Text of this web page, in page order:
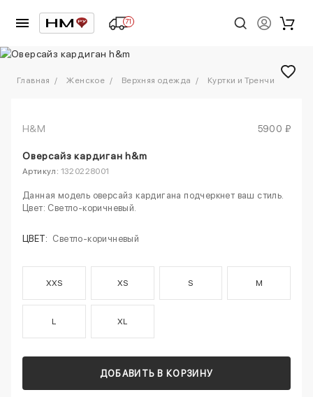
71
1/6
Главная Женское Верхняя одежда Куртки и Тренчи
H&M 5900 ₽
Оверсайз кардиган h&m
Артикул: 1320228001
Данная модель оверсайз кардигана подчеркнет ваш стиль.
Цвет: Светло-коричневый.
ЦВЕТ: Светло-коричневый
XXS XS S M
L XL
ДОБАВИТЬ В КОРЗИНУ